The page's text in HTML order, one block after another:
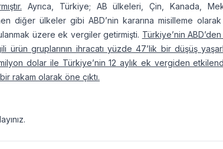
Ayrıca, Türkiye; AB ülkeleri, Çin, Kanada,
diğer ülkeler gibi ABD’nin kararına misilleme
üzere ek vergiler getirmişti. Türkiye’nin
ürün gruplarının ihracatı yüzde 47’lik bir düşüş
dolar ile Türkiye’nin 12 aylık ek vergiden
rakam olarak öne çıktı.